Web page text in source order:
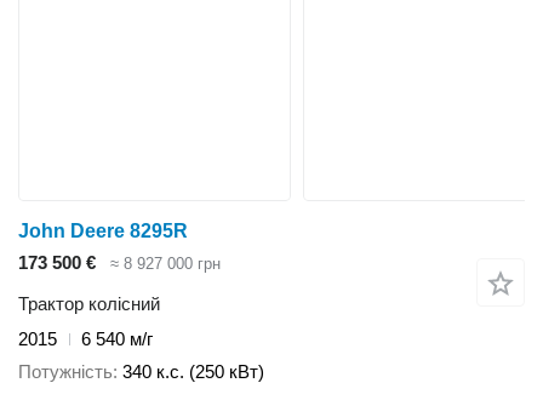
John Deere 8295R
173 500 €
≈ 8 927 000 грн
Трактор колісний
2015
6 540 м/г
Потужність 340 к.с. (250 кВт)